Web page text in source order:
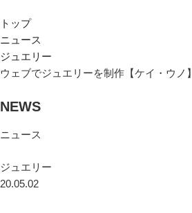
トップ
ニュース
ジュエリー
ウェブでジュエリーを制作【ケイ・ウノ】
NEWS
ニュース
ジュエリー
20.05.02